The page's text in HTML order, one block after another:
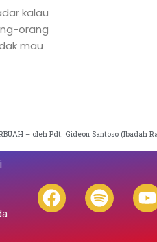
kalau
orang
mau
– oleh Pdt. Gideon Santoso (Ibadah
F
a
S
p
o